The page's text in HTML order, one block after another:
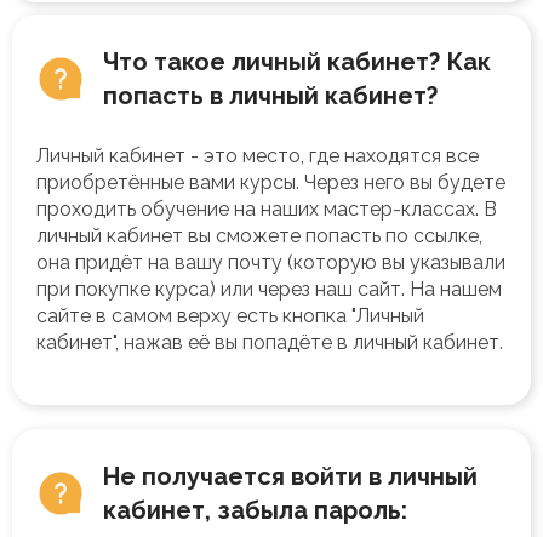
Что такое личный кабинет? Как
попасть в личный кабинет?
Личный кабинет - это место, где находятся все
приобретённые вами курсы. Через него вы будете
проходить обучение на наших мастер-классах. В
личный кабинет вы сможете попасть по ссылке,
она придёт на вашу почту (которую вы указывали
при покупке курса) или через наш сайт. На нашем
сайте в самом верху есть кнопка "Личный
кабинет", нажав её вы попадёте в личный кабинет.
Не получается войти в личный
кабинет, забыла пароль: